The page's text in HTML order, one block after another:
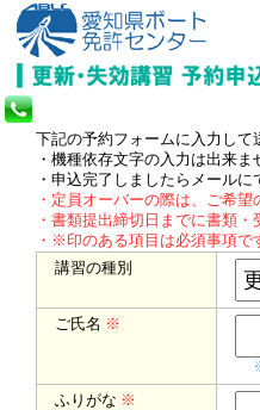
下記の予約フォームに入力して
・機種依存文字の入力は出来ま
・申込完了しましたらメールに
・定員オーバーの際は、ご希
・書類提出締切日までに書類
・※印のある項目は必須事項で
講習の種別
ご氏名 ※
ふりがな ※